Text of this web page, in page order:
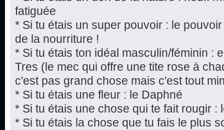
fatiguée
* Si tu étais un super pouvoir : le
de la nourriture !
* Si tu étais ton idéal masculin/féminin :
Tres (le mec qui offre une tite rose à
c'est pas grand chose mais c'est tout
* Si tu étais une fleur : le Daphné
* Si tu étais une chose qui te fait rougir :
* Si tu étais la chose que tu fais le plus